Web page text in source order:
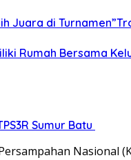
Juara di
Rumah Bersama
Sumur Batu
Nasional